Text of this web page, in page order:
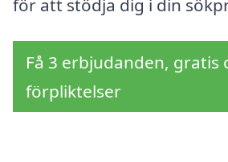
Få 3 erbjudanden, gratis
förpliktelser